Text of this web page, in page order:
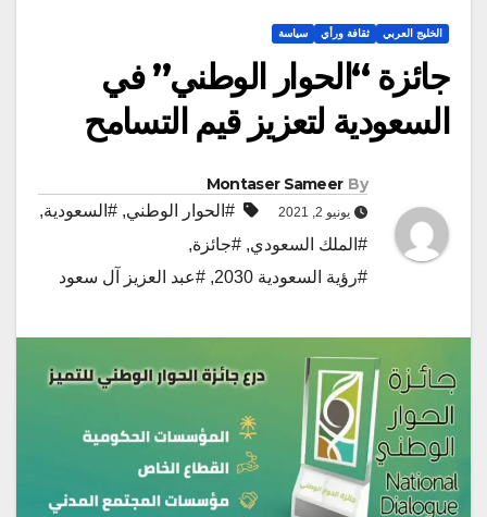
الخليج العربي ثقافة ورأي سياسة
جائزة “الحوار الوطني” في
السعودية لتعزيز قيم التسامح
By
Montaser Sameer
يونيو 2, 2021 #الحوار الوطني, #السعودية,
#الملك السعودي, #جائزة,
#رؤية السعودية 2030
, #عبد العزيز آل سعود